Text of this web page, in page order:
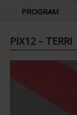
PROGRAM
PIX12 – TERRI